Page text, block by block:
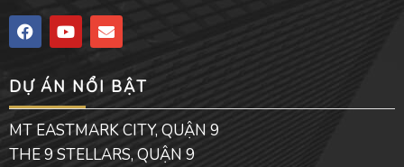
F
a
b
o
o
k
Y
o
u
b
e
E
n
o
p
e
DỰ ÁN NỔI BẬT
MT EASTMARK CITY, QUẬN 9
THE 9 STELLARS, QUẬN 9